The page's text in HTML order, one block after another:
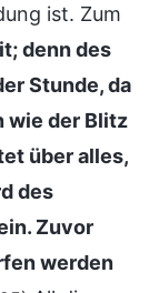
ist. Zum
denn des
Stunde, da
wie der Blitz
über alles,
des
Zuvor
werden